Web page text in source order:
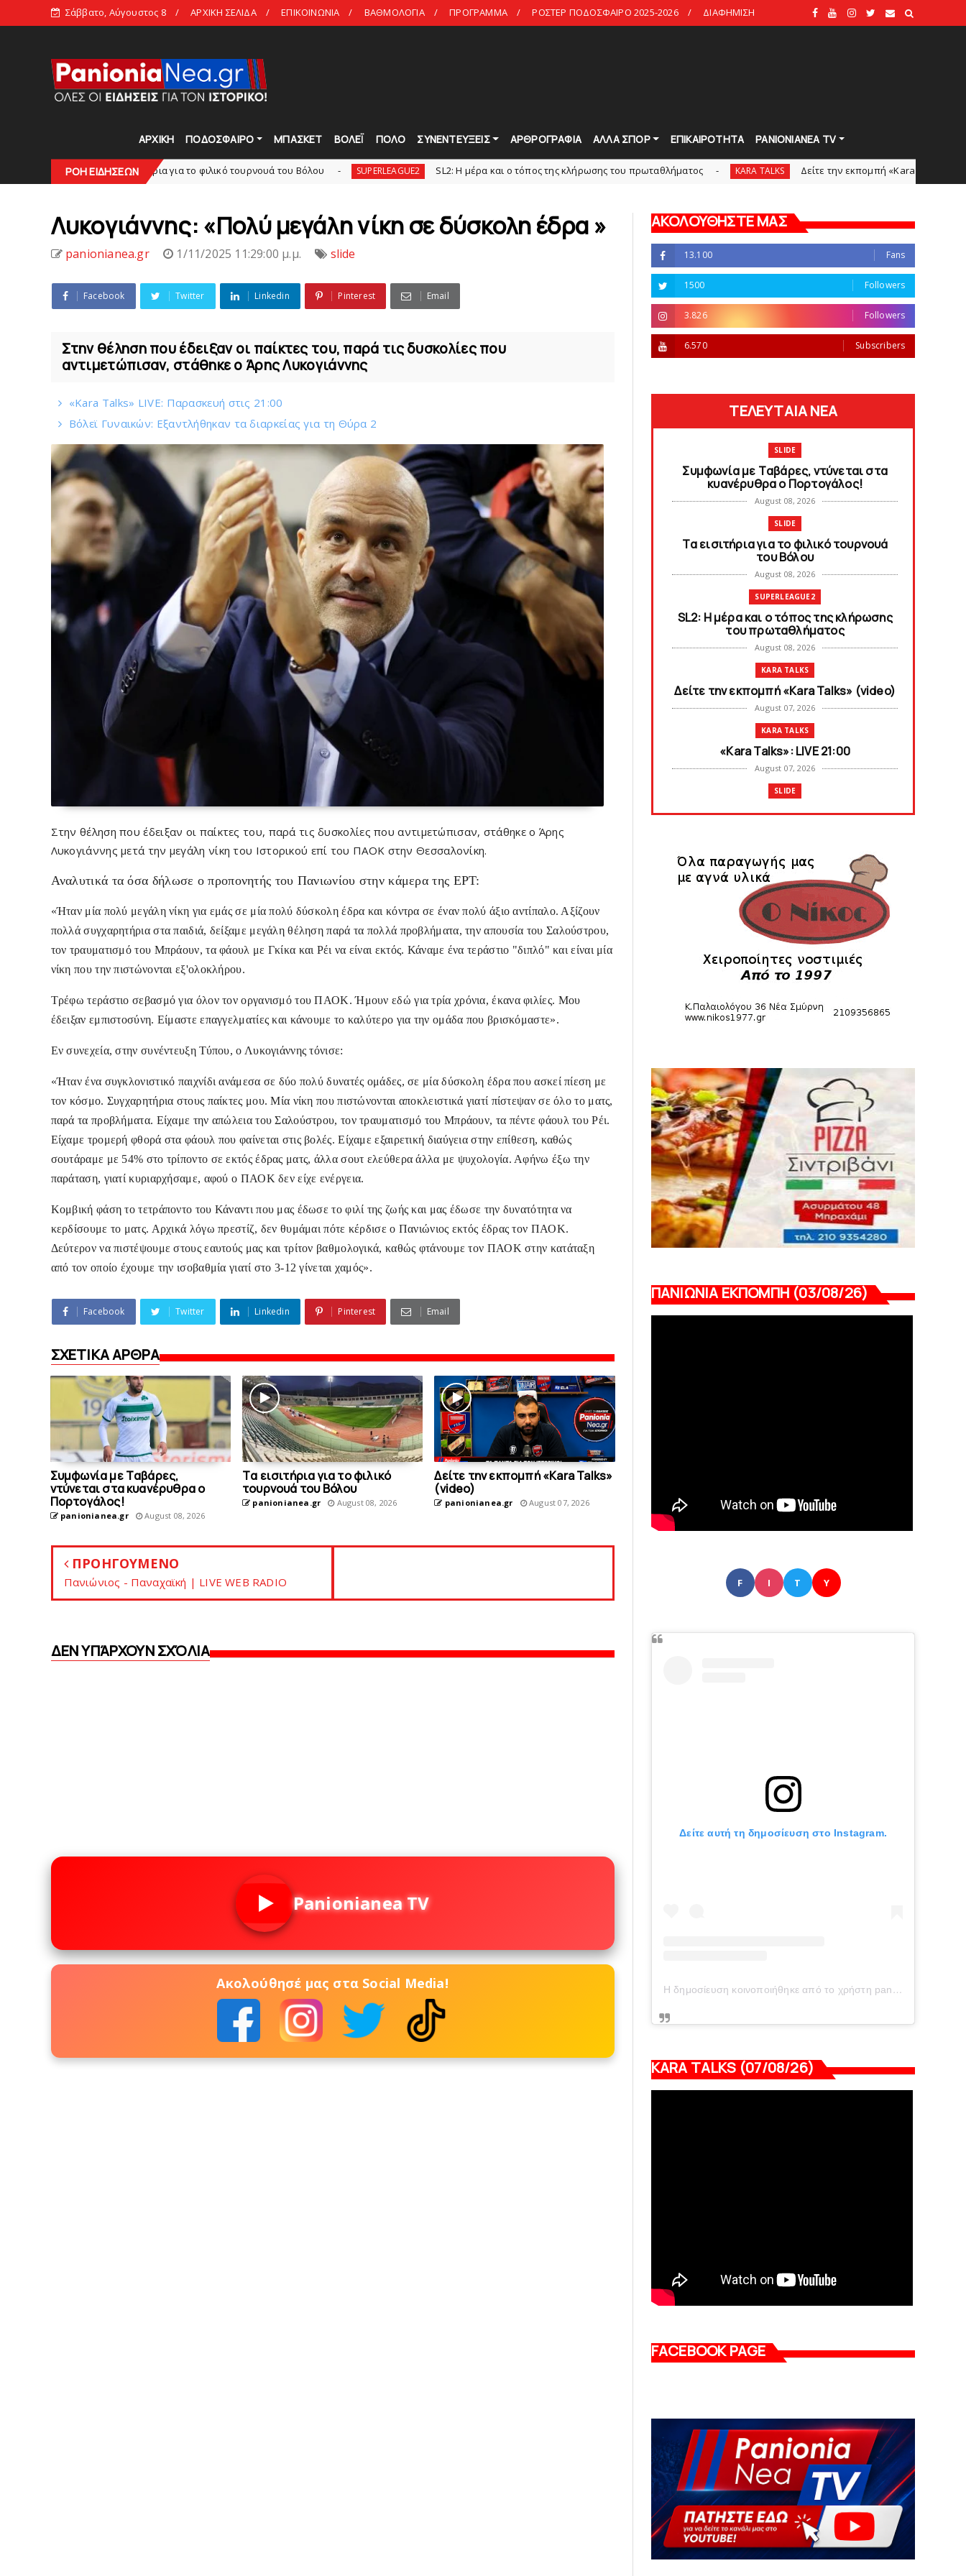
Σάββατο, Αύγουστος 8 ΑΡΧΙΚΗ ΣΕΛΙΔΑ ΕΠΙΚΟΙΝΩΝΙΑ ΒΑΘΜΟΛΟΓΙΑ ΠΡΟΓΡΑΜΜΑ ΡΟΣΤΕΡ ΠΟΔΟΣΦΑΙΡΟ 2025-2026 ΔΙΑΦΗΜΙΣΗ
ΑΡΧΙΚΗ ΠΟΔΟΣΦΑΙΡΟ ΜΠΑΣΚΕΤ ΒΟΛΕΪ ΠΟΛΟ ΣΥΝΕΝΤΕΥΞΕΙΣ ΑΡΘΡΟΓΡΑΦΙΑ ΑΛΛΑ ΣΠΟΡ ΕΠΙΚΑΙΡΟΤΗΤΑ PANIONIANEA TV
ΡΟΗ ΕΙΔΗΣΕΩΝ
Tα εισιτήρια για το φιλικό τουρνουά του Bόλου SUPERLEAGUE2 SL2: Η μέρα και ο τόπος της κλήρωσης του πρωταθλήματος KARA TALKS Δείτε την εκπομπή «Kara Talks» (video)
Λυκoγιάννης: «Πολύ μεγάλη νίκη σε δύσκολη έδρα »
panionianea.gr 1/11/2025 11:29:00 μ.μ. slide
Facebook Twitter Linkedin Pinterest Email
Στην θέληση που έδειξαν οι παίκτες του, παρά τις δυσκολίες που
αντιμετώπισαν, στάθηκε ο Άρης Λυκογιάννης
«Kara Talks» LIVE: Παρασκευή στις 21:00
Bόλεϊ Γυναικών: Εξαντλήθηκαν τα διαρκείας για τη Θύρα 2
Στην θέληση που έδειξαν οι παίκτες του, παρά τις δυσκολίες που αντιμετώπισαν, στάθηκε ο Άρης
Λυκογιάννης μετά την μεγάλη νίκη του Ιστορικού επί του ΠΑΟΚ στην Θεσσαλονίκη.
Αναλυτικά τα όσα δήλωσε ο προπονητής του Πανιωνίου στην κάμερα της ΕΡΤ:
«Ήταν μία πολύ μεγάλη νίκη για εμάς σε μία πολύ δύσκολη έδρα και κόντρα σε έναν πολύ άξιο αντίπαλο. Αξίζουν
πολλά συγχαρητήρια στα παιδιά, δείξαμε μεγάλη θέληση παρά τα πολλά προβλήματα, την απουσία του Σαλούστρου,
τον τραυματισμό του Μπράουν, τα φάουλ με Γκίκα και Ρέι να είναι εκτός. Κάναμε ένα τεράστιο "διπλό" και είναι μία
νίκη που την πιστώνονται εξ'ολοκλήρου.
Τρέφω τεράστιο σεβασμό για όλον τον οργανισμό του ΠΑΟΚ. Ήμουν εδώ για τρία χρόνια, έκανα φιλίες. Μου
έδειξαν εμπιστοσύνη. Είμαστε επαγγελματίες και κάνουμε το καλύτερο για την ομάδα που βρισκόμαστε».
Εν συνεχεία, στην συνέντευξη Τύπου, ο Λυκογιάννης τόνισε:
«Ήταν ένα συγκλονιστικό παιχνίδι ανάμεσα σε δύο πολύ δυνατές ομάδες, σε μία δύσκολη έδρα που ασκεί πίεση με
τον κόσμο. Συγχαρητήρια στους παίκτες μου. Μία νίκη που πιστώνονται αποκλειστικά γιατί πίστεψαν σε όλο το ματς,
παρά τα προβλήματα. Είχαμε την απώλεια του Σαλούστρου, τον τραυματισμό του Μπράουν, τα πέντε φάουλ του Ρέι.
Είχαμε τρομερή φθορά στα φάουλ που φαίνεται στις βολές. Είχαμε εξαιρετική διαύγεια στην επίθεση, καθώς
σουτάραμε με 54% στο τρίποντο σε εκτός έδρας ματς, άλλα σουτ ελεύθερα άλλα με ψυχολογία. Αφήνω έξω την
παράταση, γιατί κυριαρχήσαμε, αφού ο ΠΑΟΚ δεν είχε ενέργεια.
Κομβική φάση το τετράποντο του Κάναντι που μας έδωσε το φιλί της ζωής και μας έδωσε την δυνατότητα να
κερδίσουμε το ματς. Αρχικά λόγω πρεστίζ, δεν θυμάμαι πότε κέρδισε ο Πανιώνιος εκτός έδρας τον ΠΑΟΚ.
Δεύτερον να πιστέψουμε στους εαυτούς μας και τρίτον βαθμολογικά, καθώς φτάνουμε τον ΠΑΟΚ στην κατάταξη
από τον οποίο έχουμε την ισοβαθμία γιατί στο 3-12 γίνεται χαμός».
Facebook Twitter Linkedin Pinterest Email
ΣΧΕΤΙΚΑ ΑΡΘΡΑ
Συμφωνία με Tαβάρες,
ντύνεται στα κυανέρυθρα ο
Πορτογάλος!
panionianea.gr August 08, 2026
Tα εισιτήρια για το φιλικό
τουρνουά του Bόλου
panionianea.gr August 08, 2026
Δείτε την εκπομπή «Kara Talks»
(video)
panionianea.gr August 07, 2026
ΠΡΟΗΓΟΥΜΕΝΟ
Πανιώνιος - Παναχαϊκή | LIVE WEB RADIO
ΔΕΝ ΥΠΆΡΧΟΥΝ ΣΧΌΛΙΑ
Panionianea TV
Ακολούθησέ μας στα Social Media!
ΑΚΟΛΟΥΘΗΣΤΕ ΜΑΣ
13.100 Fans
1500 Followers
3.826 Followers
6.570 Subscribers
ΤΕΛΕΥΤΑΙΑ ΝΕΑ
SLIDE
Συμφωνία με Tαβάρες, ντύνεται στα
κυανέρυθρα ο Πορτογάλος!
August 08, 2026
SLIDE
Tα εισιτήρια για το φιλικό τουρνουά
του Bόλου
August 08, 2026
SUPERLEAGUE2
SL2: Η μέρα και ο τόπος της κλήρωσης
του πρωταθλήματος
August 08, 2026
KARA TALKS
Δείτε την εκπομπή «Kara Talks» (video)
August 07, 2026
KARA TALKS
«Kara Talks»: LIVE 21:00
August 07, 2026
SLIDE
Κύπελλο: Την Τετάρτη 19 Αυγούστου το
SLIDE
Πανιώνιος: O άξονας που «γεμίζει»
ποιότητα και εμπειρία!
August 07, 2026
KARA TALKS
«Kara Talks» LIVE: Παρασκευή στις 21:00
August 06, 2026
Bόλεϊ Γυναικών: Εξαντλήθηκαν τα
SUPERLEAGUE2
Στην AEΛ ο Παπαγεωργίου
August 06, 2026
ΠΑΝΙΩΝΙΑ ΕΚΠΟΜΠΗ (03/08/26)
F I T Y
Δείτε αυτή τη δημοσίευση στο Instagram.
Η δημοσίευση κοινοποιήθηκε από το χρήστη panionianea.gr (@panionianea.gr)
KARA TALKS (07/08/26)
FACEBOOK PAGE